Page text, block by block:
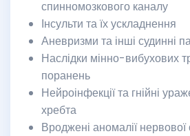
спинномозкового каналу
Інсульти та їх ускладнення
Аневризми та інші судинні
Наслідки мінно-вибухових
поранень
Нейроінфекції та гнійні
хребта
Вроджені аномалії